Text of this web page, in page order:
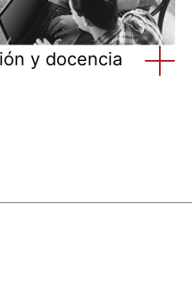
y docencia